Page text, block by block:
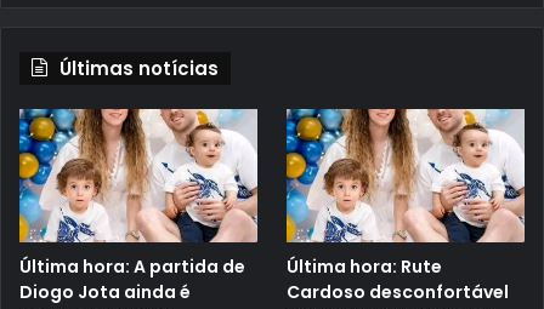
Últimas notícias
Última hora: A partida de
Diogo Jota ainda é
Última hora: Rute
Cardoso desconfortável